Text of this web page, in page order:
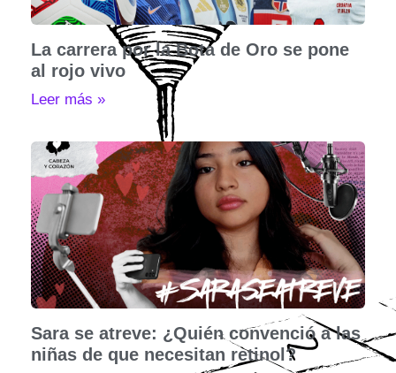
La carrera por la Bota de Oro se pone
al rojo vivo
Leer más »
Sara se atreve: ¿Quién convenció a las
niñas de que necesitan retinol?